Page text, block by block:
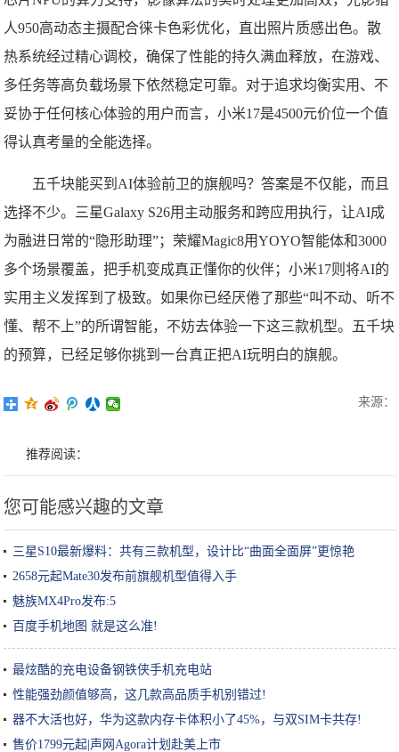
人950高动态主摄配合徕卡色彩优化，直出照片质感出色。散
热系统经过精心调校，确保了性能的持久满血释放，在游戏、
多任务等高负载场景下依然稳定可靠。对于追求均衡实用、不
妥协于任何核心体验的用户而言，小米17是4500元价位一个值
得认真考量的全能选择。
五千块能买到AI体验前卫的旗舰吗？答案是不仅能，而且
选择不少。三星Galaxy S26用主动服务和跨应用执行，让AI成
为融进日常的“隐形助理”；荣耀Magic8用YOYO智能体和3000
多个场景覆盖，把手机变成真正懂你的伙伴；小米17则将AI的
实用主义发挥到了极致。如果你已经厌倦了那些“叫不动、听不
懂、帮不上”的所谓智能，不妨去体验一下这三款机型。五千块
的预算，已经足够你挑到一台真正把AI玩明白的旗舰。
来源：
推荐阅读：
您可能感兴趣的文章
三星S10最新爆料：共有三款机型，设计比“曲面全面屏”更惊艳
2658元起Mate30发布前旗舰机型值得入手
魅族MX4Pro发布:5
百度手机地图 就是这么准!
最炫酷的充电设备钢铁侠手机充电站
性能强劲颜值够高，这几款高品质手机别错过!
器不大活也好，华为这款内存卡体积小了45%，与双SIM卡共存!
售价1799元起|声网Agora计划赴美上市